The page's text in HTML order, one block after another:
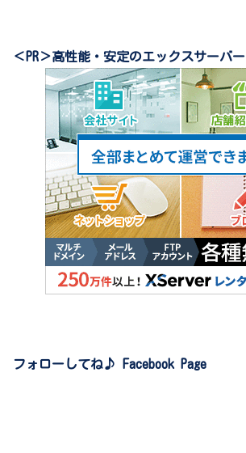
＜PR＞高性能・安定のエックスサーバー
フォローしてね♪ Facebook Page